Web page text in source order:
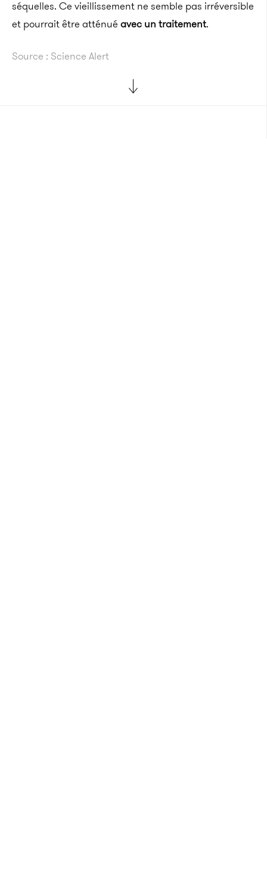
séquelles. Ce vieillissement ne semble pas irréversible
et pourrait être atténué avec un traitement.
Source : Science Alert